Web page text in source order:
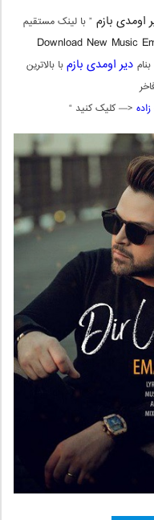
اومدی بازم” با لینک مستقیم
Download New Music
بنام دیر اومدی بازمبا بالاترین
<— کلیک کنید “